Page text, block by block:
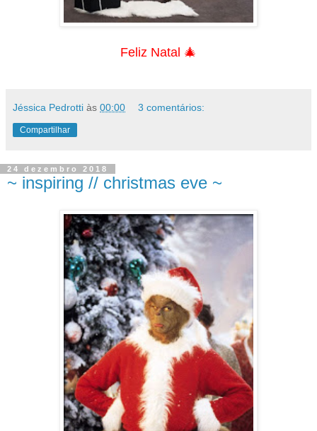
Feliz Natal 🎄
Jéssica Pedrotti às 00:00 3 comentários:
Compartilhar
24 dezembro 2018
~ inspiring // christmas eve ~